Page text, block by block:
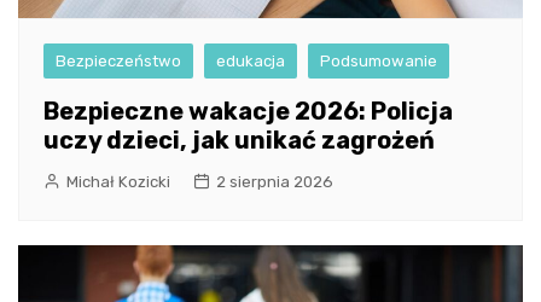
Bezpieczeństwo edukacja Podsumowanie
Bezpieczne wakacje 2026: Policja
uczy dzieci, jak unikać zagrożeń
Michał Kozicki 2 sierpnia 2026